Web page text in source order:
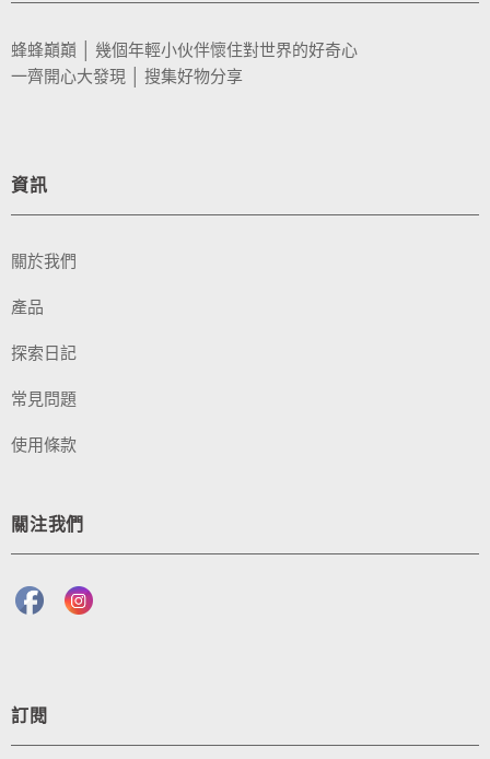
蜂蜂巔巔 │ 幾個年輕小伙伴懷住對世界的好奇心
一齊開心大發現 │ 搜集好物分享
資訊
關於我們
產品
探索日記
常見問題
使用條款
關注我們
訂閱